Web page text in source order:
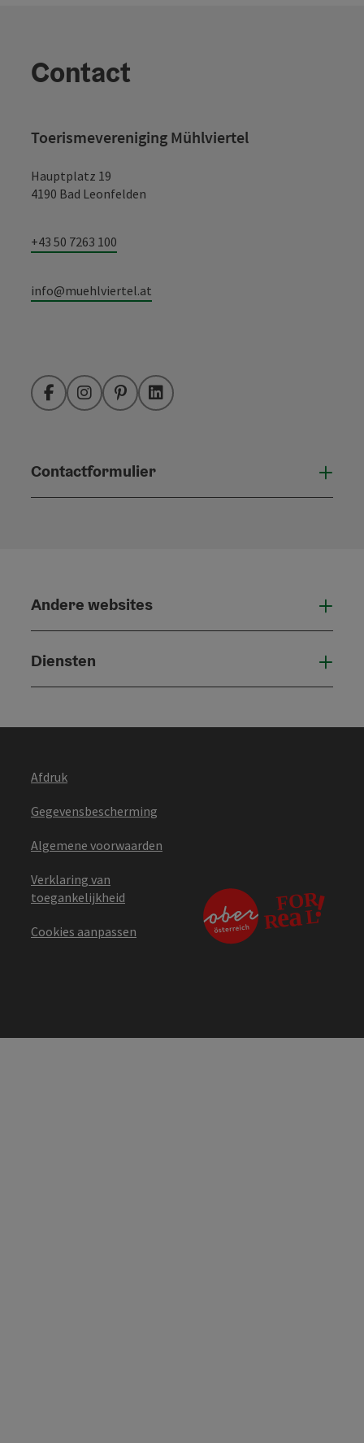
Contact
Toerismevereniging Mühlviertel
Hauptplatz 19
4190 Bad Leonfelden
+43 50 7263 100
info@muehlviertel.at
FacebookInstagramPinterestLinkedIn
Contactformulier
Andere websites
Diensten
Afdruk
Gegevensbescherming
Algemene voorwaarden
Verklaring van
toegankelijkheid
Cookies aanpassen